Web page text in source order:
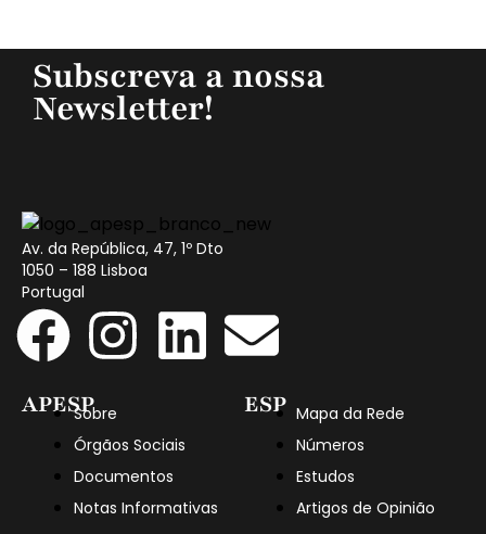
Subscreva a nossa
Newsletter!
Av. da República, 47, 1º Dto
1050 – 188 Lisboa
Portugal
APESPSobre
Órgãos Sociais
Documentos
Notas Informativas
ESP Mapa da Rede
Números
Estudos
Artigos de Opinião